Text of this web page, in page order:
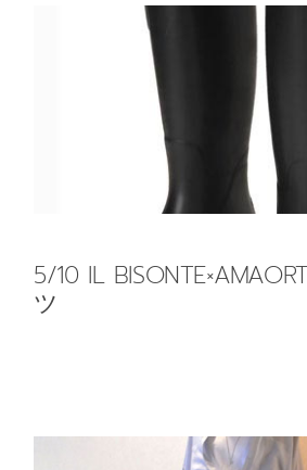
5/10 IL
ツ